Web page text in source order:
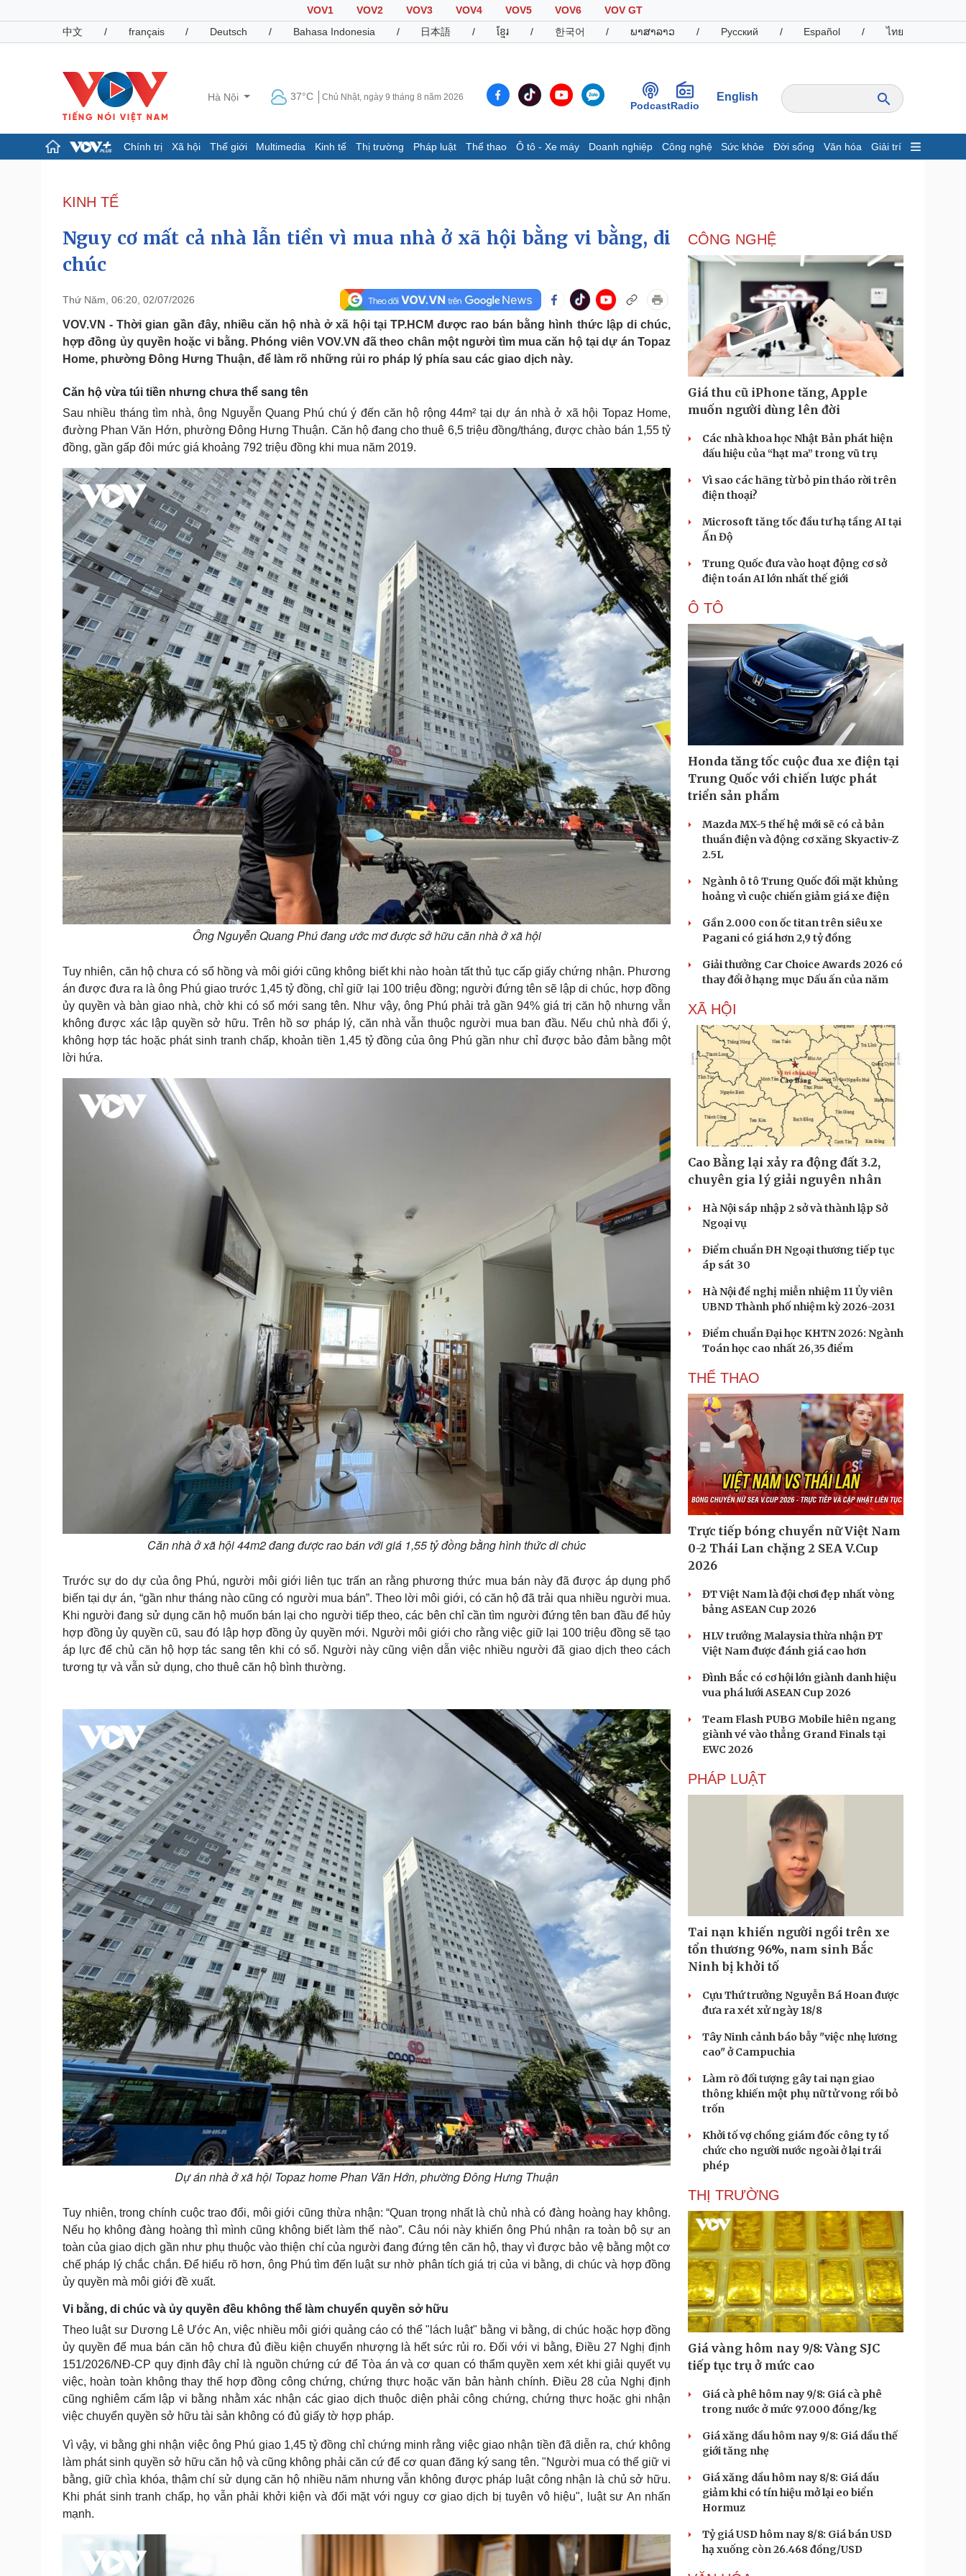
VOV1 VOV2 VOV3 VOV4 VOV5 VOV6
VOV GT
中文
/ français / Deutsch / Bahasa Indonesia / 日本語 / ខ្មែរ / 한국어 / ພາສາລາວ / Русский / Español / ไทย
Hà Nội 37°C Chủ Nhật, ngày 9 tháng 8 năm 2026
PodcastRadio
English
Chính trị Xã hội Thế giới Multimedia Kinh tế Thị trường Pháp luật Thể thao Ô tô - Xe máy Doanh nghiệp Công nghệ Sức khỏe Đời sống Văn hóa Giải trí
Đảng
Tổ chức nhân sự
Nhận diện sự thật
Dấu ấn VOV
E-Magazine
Infographic
Giá cà phê
Pháp luật
Tin nóng
Tư vấn luật
Việt Nam
Phân tích
Thể thao
Lịch thi đấu bóng đá
Thế giới thể thao
eSports
Ô tô - Xe máy
Xe máy
Tư vấn
Doanh nghiệp
Thông tin doanh nghiệp
Doanh nghiệp 24h
Doanh nhân
Vì cộng đồng
Công nghệ
Sành điệu
Tin Công nghệ
Trải nghiệm
Chuyển đổi số
Sức khỏe
Dinh dưỡng - món ngon
Cây thuốc
Sản phụ khoa
Nam khoa
Làm đẹp - giảm cân
Phòng mạch online
Ăn sạch sống khỏe
Nhà đẹp
Blog
Tình yêu - Gia đình
Sân khấu - Điện ảnh
Văn học
Âm nhạc
Nghệ sĩ
Thời trang
Tư vấn
Săn Tour
Podcast
Câu chuyện thời sự
Đọc truyện đêm khuya
Cửa sổ tình yêu
Hạt giống tâm hồn
Cải chính
KINH TẾ
Nguy cơ mất cả nhà lẫn tiền vì mua nhà ở xã hội bằng vi bằng, di
chúc
Thứ Năm, 06:20, 02/07/2026
VOV.VN - Thời gian gần đây, nhiều căn hộ nhà ở xã hội tại TP.HCM được rao bán bằng hình thức lập di chúc,
hợp đồng ủy quyền hoặc vi bằng. Phóng viên VOV.VN đã theo chân một người tìm mua căn hộ tại dự án Topaz
Home, phường Đông Hưng Thuận, để làm rõ những rủi ro pháp lý phía sau các giao dịch này.
Căn hộ vừa túi tiền nhưng chưa thể sang tên
Sau nhiều tháng tìm nhà, ông Nguyễn Quang Phú chú ý đến căn hộ rộng 44m² tại dự án nhà ở xã hội Topaz Home,
đường Phan Văn Hớn, phường Đông Hưng Thuận. Căn hộ đang cho thuê 6,5 triệu đồng/tháng, được chào bán 1,55 tỷ
đồng, gần gấp đôi mức giá khoảng 792 triệu đồng khi mua năm 2019.
Ông Nguyễn Quang Phú đang ước mơ được sở hữu căn nhà ở xã hội
Tuy nhiên, căn hộ chưa có sổ hồng và môi giới cũng không biết khi nào hoàn tất thủ tục cấp giấy chứng nhận. Phương
án được đưa ra là ông Phú giao trước 1,45 tỷ đồng, chỉ giữ lại 100 triệu đồng; người đứng tên sẽ lập di chúc, hợp đồng
ủy quyền và bàn giao nhà, chờ khi có sổ mới sang tên. Như vậy, ông Phú phải trả gần 94% giá trị căn hộ nhưng vẫn
không được xác lập quyền sở hữu. Trên hồ sơ pháp lý, căn nhà vẫn thuộc người mua ban đầu. Nếu chủ nhà đổi ý,
không hợp tác hoặc phát sinh tranh chấp, khoản tiền 1,45 tỷ đồng của ông Phú gần như chỉ được bảo đảm bằng một
lời hứa.
Căn nhà ở xã hội 44m2 đang được rao bán với giá 1,55 tỷ đồng bằng hình thức di chúc
Trước sự do dự của ông Phú, người môi giới liên tục trấn an rằng phương thức mua bán này đã được áp dụng phổ
biến tại dự án, “gần như tháng nào cũng có người mua bán”. Theo lời môi giới, có căn hộ đã trải qua nhiều người mua.
Khi người đang sử dụng căn hộ muốn bán lại cho người tiếp theo, các bên chỉ cần tìm người đứng tên ban đầu để hủy
hợp đồng ủy quyền cũ, sau đó lập hợp đồng ủy quyền mới. Người môi giới cho rằng việc giữ lại 100 triệu đồng sẽ tạo
áp lực để chủ căn hộ hợp tác sang tên khi có sổ. Người này cũng viện dẫn việc nhiều người đã giao dịch theo cách
tương tự và vẫn sử dụng, cho thuê căn hộ bình thường.
Dự án nhà ở xã hội Topaz home Phan Văn Hớn, phường Đông Hưng Thuận
Tuy nhiên, trong chính cuộc trao đổi, môi giới cũng thừa nhận: “Quan trọng nhất là chủ nhà có đàng hoàng hay không.
Nếu họ không đàng hoàng thì mình cũng không biết làm thế nào”. Câu nói này khiến ông Phú nhận ra toàn bộ sự an
toàn của giao dịch gần như phụ thuộc vào thiện chí của người đang đứng tên căn hộ, thay vì được bảo vệ bằng một cơ
chế pháp lý chắc chắn. Để hiểu rõ hơn, ông Phú tìm đến luật sư nhờ phân tích giá trị của vi bằng, di chúc và hợp đồng
ủy quyền mà môi giới đề xuất.
Vi bằng, di chúc và ủy quyền đều không thể làm chuyển quyền sở hữu
Theo luật sư Dương Lê Ước An, việc nhiều môi giới quảng cáo có thể "lách luật" bằng vi bằng, di chúc hoặc hợp đồng
ủy quyền để mua bán căn hộ chưa đủ điều kiện chuyển nhượng là hết sức rủi ro. Đối với vi bằng, Điều 27 Nghị định
151/2026/NĐ-CP quy định đây chỉ là nguồn chứng cứ để Tòa án và cơ quan có thẩm quyền xem xét khi giải quyết vụ
việc, hoàn toàn không thay thế hợp đồng công chứng, chứng thực hoặc văn bản hành chính. Điều 28 của Nghị định
cũng nghiêm cấm lập vi bằng nhằm xác nhận các giao dịch thuộc diện phải công chứng, chứng thực hoặc ghi nhận
việc chuyển quyền sở hữu tài sản không có đủ giấy tờ hợp pháp.
Vì vậy, vi bằng ghi nhận việc ông Phú giao 1,45 tỷ đồng chỉ chứng minh rằng việc giao nhận tiền đã diễn ra, chứ không
làm phát sinh quyền sở hữu căn hộ và cũng không phải căn cứ để cơ quan đăng ký sang tên. "Người mua có thể giữ vi
bằng, giữ chìa khóa, thậm chí sử dụng căn hộ nhiều năm nhưng vẫn không được pháp luật công nhận là chủ sở hữu.
Khi phát sinh tranh chấp, họ vẫn phải khởi kiện và đối mặt với nguy cơ giao dịch bị tuyên vô hiệu", luật sư An nhấn
mạnh.
CÔNG NGHỆ
Giá thu cũ iPhone tăng, Apple
muốn người dùng lên đời
Các nhà khoa học Nhật Bản phát hiện
dấu hiệu của “hạt ma” trong vũ trụ
Vì sao các hãng từ bỏ pin tháo rời trên
điện thoại?
Microsoft tăng tốc đầu tư hạ tầng AI tại
Ấn Độ
Trung Quốc đưa vào hoạt động cơ sở
điện toán AI lớn nhất thế giới
Ô TÔ
Honda tăng tốc cuộc đua xe điện tại
Trung Quốc với chiến lược phát
triển sản phẩm
Mazda MX-5 thế hệ mới sẽ có cả bản
thuần điện và động cơ xăng Skyactiv-Z
2.5L
Ngành ô tô Trung Quốc đối mặt khủng
hoảng vì cuộc chiến giảm giá xe điện
Gần 2.000 con ốc titan trên siêu xe
Pagani có giá hơn 2,9 tỷ đồng
Giải thưởng Car Choice Awards 2026 có
thay đổi ở hạng mục Dấu ấn của năm
XÃ HỘI
Cao Bằng lại xảy ra động đất 3.2,
chuyên gia lý giải nguyên nhân
Hà Nội sáp nhập 2 sở và thành lập Sở
Ngoại vụ
Điểm chuẩn ĐH Ngoại thương tiếp tục
áp sát 30
Hà Nội đề nghị miễn nhiệm 11 Ủy viên
UBND Thành phố nhiệm kỳ 2026-2031
Điểm chuẩn Đại học KHTN 2026: Ngành
Toán học cao nhất 26,35 điểm
THỂ THAO
Trực tiếp bóng chuyền nữ Việt Nam
0-2 Thái Lan chặng 2 SEA V.Cup
2026
ĐT Việt Nam là đội chơi đẹp nhất vòng
bảng ASEAN Cup 2026
HLV trưởng Malaysia thừa nhận ĐT
Việt Nam được đánh giá cao hơn
Đình Bắc có cơ hội lớn giành danh hiệu
vua phá lưới ASEAN Cup 2026
Team Flash PUBG Mobile hiên ngang
giành vé vào thẳng Grand Finals tại
EWC 2026
PHÁP LUẬT
Tai nạn khiến người ngồi trên xe
tổn thương 96%, nam sinh Bắc
Ninh bị khởi tố
Cựu Thứ trưởng Nguyễn Bá Hoan được
đưa ra xét xử ngày 18/8
Tây Ninh cảnh báo bẫy "việc nhẹ lương
cao" ở Campuchia
Làm rõ đối tượng gây tai nạn giao
thông khiến một phụ nữ tử vong rồi bỏ
trốn
Khởi tố vợ chồng giám đốc công ty tổ
chức cho người nước ngoài ở lại trái
phép
THỊ TRƯỜNG
Giá vàng hôm nay 9/8: Vàng SJC
tiếp tục trụ ở mức cao
Giá cà phê hôm nay 9/8: Giá cà phê
trong nước ở mức 97.000 đồng/kg
Giá xăng dầu hôm nay 9/8: Giá dầu thế
giới tăng nhẹ
Giá xăng dầu hôm nay 8/8: Giá dầu
giảm khi có tín hiệu mở lại eo biển
Hormuz
Tỷ giá USD hôm nay 8/8: Giá bán USD
hạ xuống còn 26.468 đồng/USD